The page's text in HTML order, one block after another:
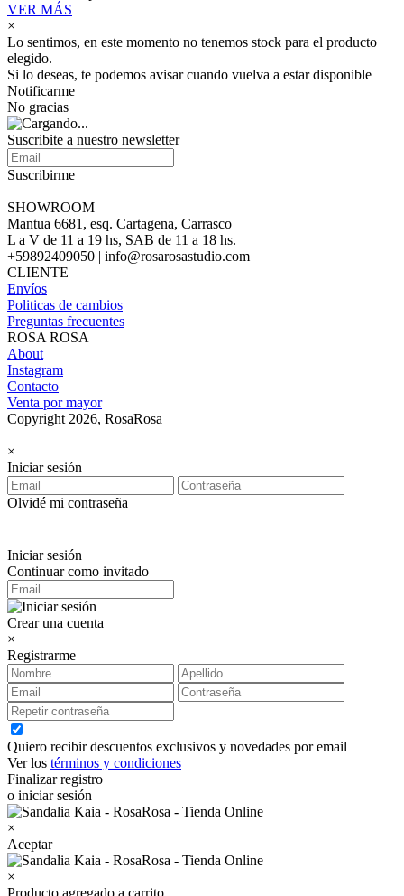
VER MÁS
×
Lo sentimos, en este momento no tenemos stock para el producto
elegido.
Si lo deseas, te podemos avisar cuando vuelva a estar disponible
Notificarme
No gracias
Suscribite a nuestro newsletter
Suscribirme
SHOWROOM
Mantua 6681, esq. Cartagena, Carrasco
L a V de 11 a 19 hs, SAB de 11 a 18 hs.
+59892409050 | info@rosarosastudio.com
CLIENTE
Envíos
Politicas de cambios
Preguntas frecuentes
ROSA ROSA
About
Instagram
Contacto
Venta por mayor
Copyright 2026, RosaRosa
×
Iniciar sesión
Olvidé mi contraseña
Iniciar sesión
Continuar como invitado
Crear una cuenta
×
Registrarme
Quiero recibir descuentos exclusivos y novedades por email
Ver los términos y condiciones
Finalizar registro
o iniciar sesión
×
Aceptar
×
Producto agregado a carrito